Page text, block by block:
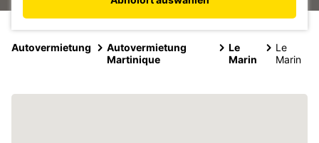
Autovermietung
Autovermietung
Martinique
Le
Marin
Le
Marin